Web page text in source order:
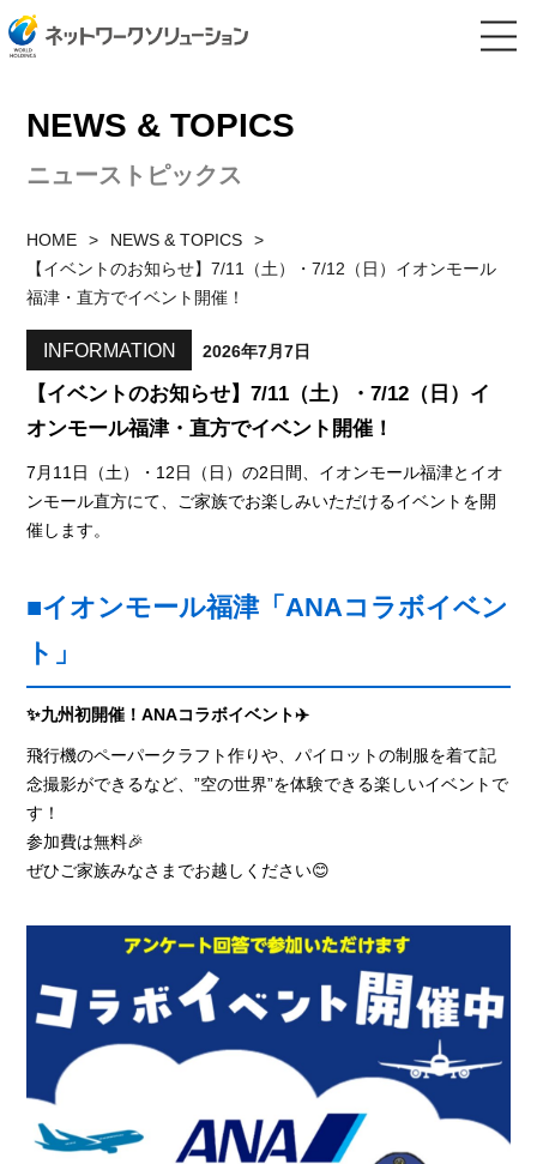
NEWS & TOPICS
ニューストピックス
HOME
NEWS & TOPICS
【イベントのお知らせ】7/11（土）・7/12（日）イオンモール
福津・直方でイベント開催！
INFORMATION 2026年7月7日
【イベントのお知らせ】7/11（土）・7/12（日）イ
オンモール福津・直方でイベント開催！
7月11日（土）・12日（日）の2日間、イオンモール福津とイオ
ンモール直方にて、ご家族でお楽しみいただけるイベントを開
催します。
■イオンモール福津「ANAコラボイベン
ト」
✨九州初開催！ANAコラボイベント✈️
飛行機のペーパークラフト作りや、パイロットの制服を着て記
念撮影ができるなど、”空の世界”を体験できる楽しいイベントで
す！
参加費は無料🎉
ぜひご家族みなさまでお越しください😊